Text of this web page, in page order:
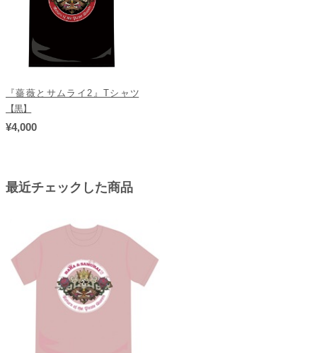
『薔薇とサムライ2』Tシャツ
【黒】
¥4,000
最近チェックした商品